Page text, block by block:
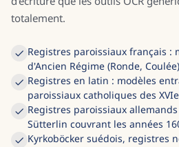
mises en page propres à chaque
d'écriture que les outils OCR
Registres paroissiaux français :
d'Ancien Régime (Ronde,
Registres en latin : modèles
paroissiaux catholiques des XVIe
Registres paroissiaux